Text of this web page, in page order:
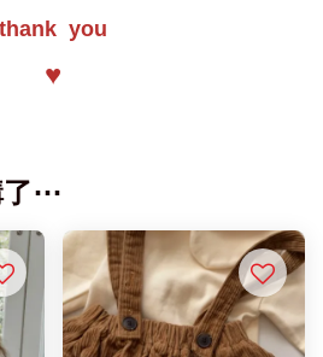
thank you
♥
了⋯